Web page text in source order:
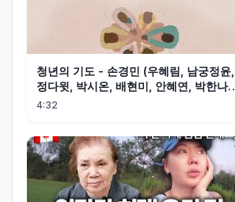
청년의 기도 - 손경민 (우혜림, 남궁정윤,
정다윗, 박시온, 배현미, 안혜연, 박한나),
(햇살콩 캘리)
4:32